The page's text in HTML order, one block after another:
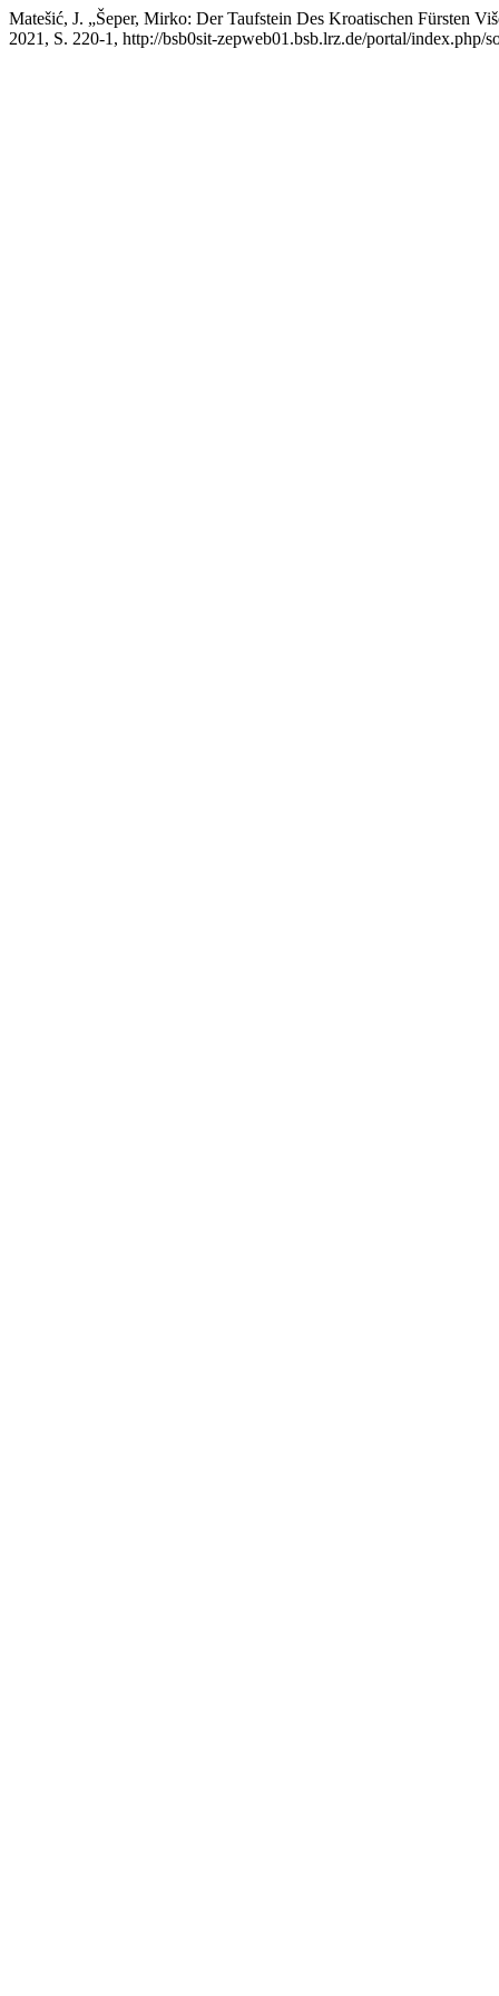
Matešić, J. „Šeper, Mirko: Der Taufstein Des Kroatischen Fürsten
2021, S. 220-1, http://bsb0sit-zepweb01.bsb.lrz.de/portal/index.php/